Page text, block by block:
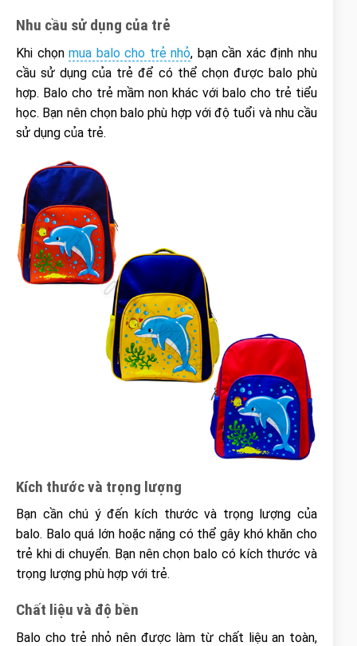
Nhu cầu sử dụng của trẻ
Khi chọnmua balo cho trẻ nhỏ, bạn cần xác định nhu
cầu sử dụng của trẻ để có thể chọn được balo phù
hợp. Balo cho trẻ mầm non khác với balo cho trẻ tiểu
học. Bạn nên chọn balo phù hợp với độ tuổi và nhu cầu
sử dụng của trẻ.
Kích thước và trọng lượng
Bạn cần chú ý đến kích thước và trọng lượng của
balo. Balo quá lớn hoặc nặng có thể gây khó khăn cho
trẻ khi di chuyển. Bạn nên chọn balo có kích thước và
trọng lượng phù hợp với trẻ.
Chất liệu và độ bền
Balo cho trẻ nhỏ nên được làm từ chất liệu an toàn,